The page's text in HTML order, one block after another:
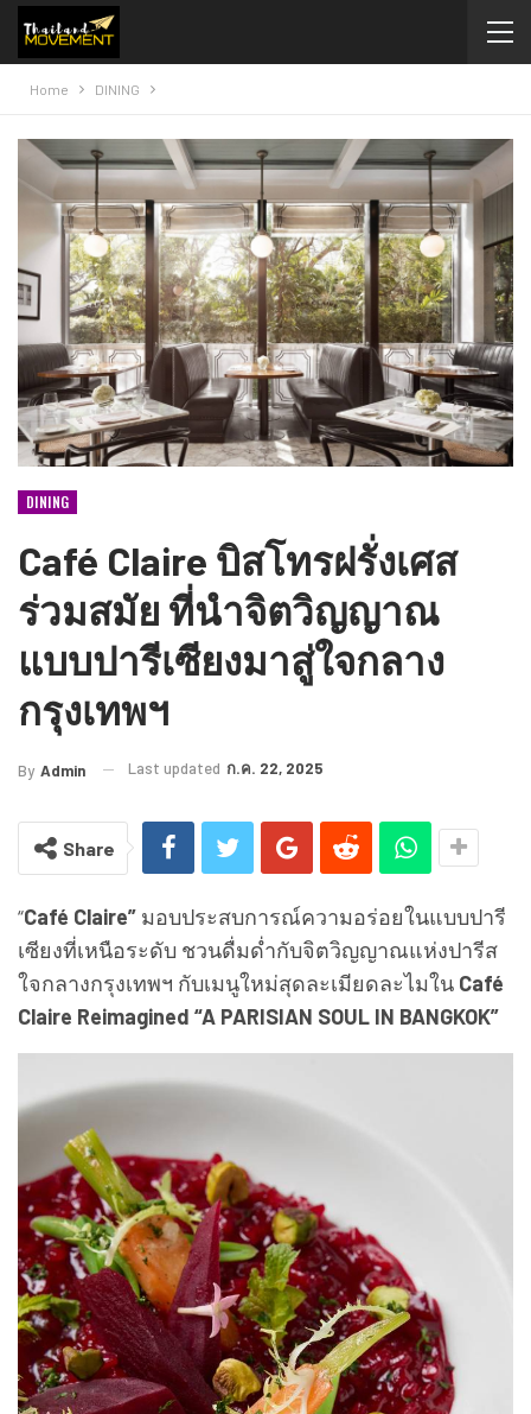
Home DINING
DINING
Café Claire บิสโทรฝรั่งเศส
ร่วมสมัย ที่นำจิตวิญญาณ
แบบปารีเซียงมาสู่ใจกลาง
กรุงเทพฯ
By Admin Last updated ก.ค. 22, 2025
Share
“Café Claire” มอบประสบการณ์ความอร่อยในแบบปารี
เซียงที่เหนือระดับ ชวนดื่มด่ำกับจิตวิญญาณแห่งปารีส
ใจกลางกรุงเทพฯ กับเมนูใหม่สุดละเมียดละไมใน Café
Claire Reimagined “A PARISIAN SOUL IN BANGKOK”